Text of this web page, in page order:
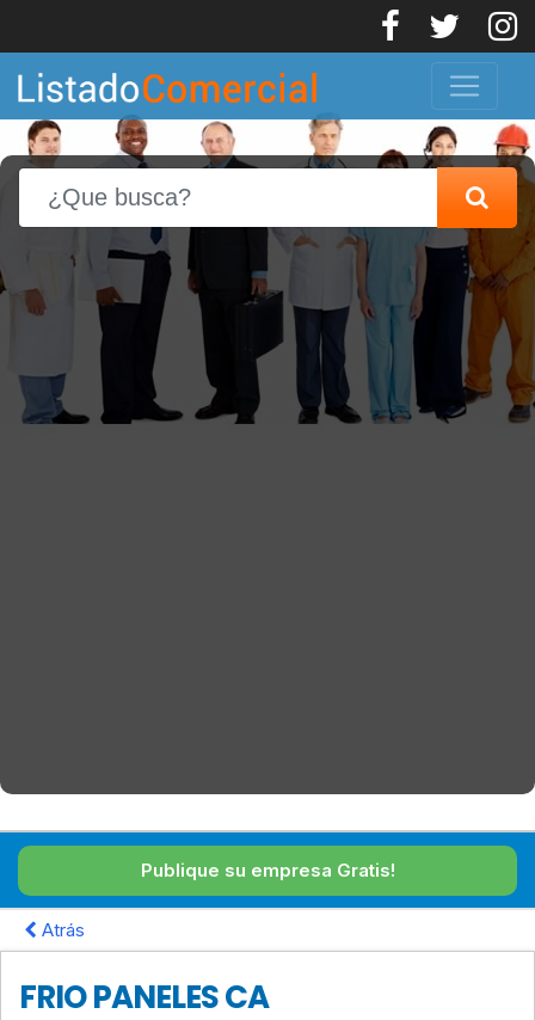
Publique su empresa Gratis!
Atrás
FRIO PANELES CA